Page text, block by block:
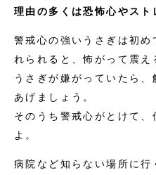
理由の多くは恐怖心やスト
警戒心の強いうさぎは初
れられると、怖がって震え
うさぎが嫌がっていたら
あげましょう。
そのうち警戒心がとけて
よ。
病院など知らない場所に